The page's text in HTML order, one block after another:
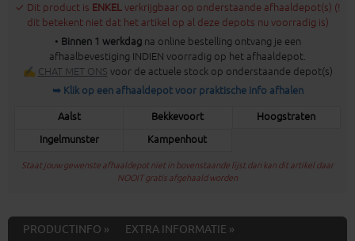
✓ Dit product is ENKELverkrijgbaar op onderstaande afhaaldepot(s) (!
dit betekent niet dat het artikel op al deze depots nu voorradig is)
• Binnen 1 werkdagna online bestelling ontvang je een
afhaalbevestiging INDIEN voorradig op het afhaaldepot.
✍ CHAT MET ONS voor de actuele stock op onderstaande depot(s)
➥ Klik op een afhaaldepot voor praktische info afhalen
Aalst Bekkevoort
Hoogstraten
Ingelmunster
Kampenhout
Staat jouw gewenste afhaaldepot niet in bovenstaande lijst dan kan dit artikel daar
NOOIT gratis afgehaald worden
PRODUCTINFO »
EXTRA INFORMATIE »